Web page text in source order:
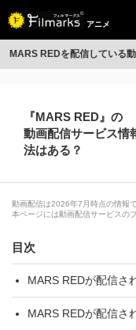
アニメ
MARS REDを配信している
『MARS RED』の
動画配信サービス情
法はある？
動画配信は2026年7月時点の情報
本ページには動画配信サービスの
目次
MARS REDが配信さ
MARS REDが配信さ